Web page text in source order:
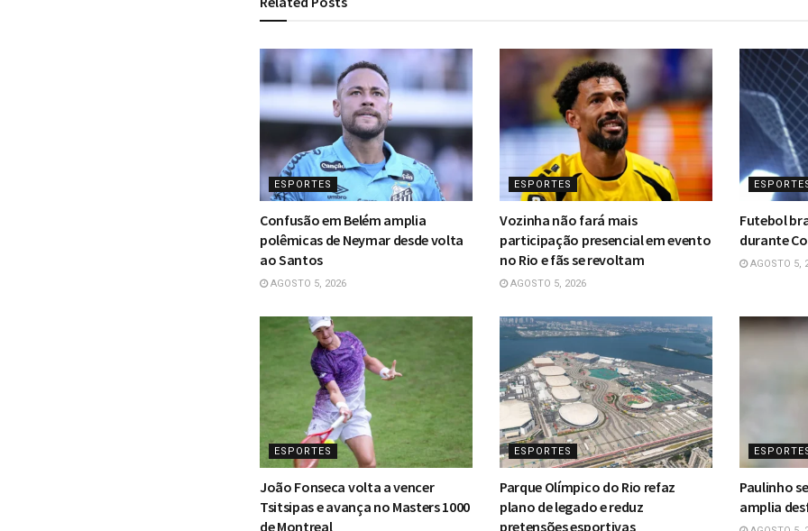
ESPORTES
Confusão em Belém amplia
polêmicas de Neymar desde volta
ao Santos
AGOSTO 5, 2026
ESPORTES
Vozinha não fará mais
participação presencial em evento
no Rio e fãs se revoltam
AGOSTO 5, 2026
Futebol
durante
AGOSTO 5,
ESPORTES
João Fonseca volta a vencer
Tsitsipas e avança no Masters 1000
de Montreal
ESPORTES
Parque Olímpico do Rio refaz
plano de legado e reduz
pretensões esportivas
Paulinho
amplia